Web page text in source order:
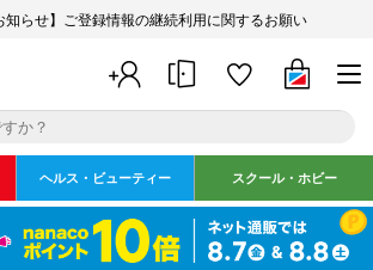
知らせ】ご登録情報の継続利用に関するお願い
ヘルス・ビューティー スクール・ホビー